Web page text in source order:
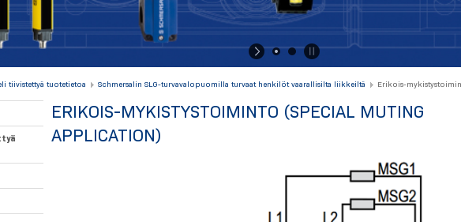
tiivistettyä tuotetietoa Schmersalin SLG-turvavalopuomilla turvaat henkilöt vaarallisilta liikkeiltä Erikois-
ERIKOIS-MYKISTYSTOIMINTO (SPECIAL MUTING
APPLICATION)